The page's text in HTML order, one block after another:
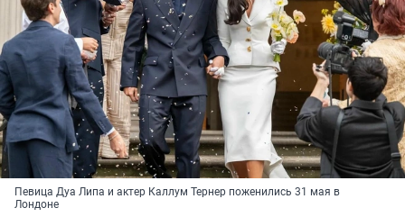
Певица Дуа Липа и актер Каллум Тернер поженились 31 мая в
Лондоне